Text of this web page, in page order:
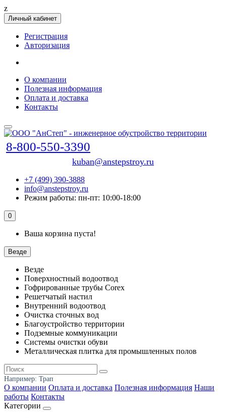
z
Личный кабинет
Регистрация
Авторизация
О компании
Полезная информация
Оплата и доставка
Контакты
8-800-550-3390
kuban@anstepstroy.ru
+7 (499) 390-3888
info@anstepstroy.ru
Режим работы: пн-пт: 10:00-18:00
0
Ваша корзина пуста!
Везде
Везде
Поверхностный водоотвод
Гофрированные трубы Corex
Решетчатый настил
Внутренний водоотвод
Очистка сточных вод
Благоустройство территории
Подземные коммуникации
Системы очистки обуви
Металлическая плитка для промышленных полов
Например: Трап
О компании Оплата и доставка Полезная информация Наши
работы Контакты
Категории